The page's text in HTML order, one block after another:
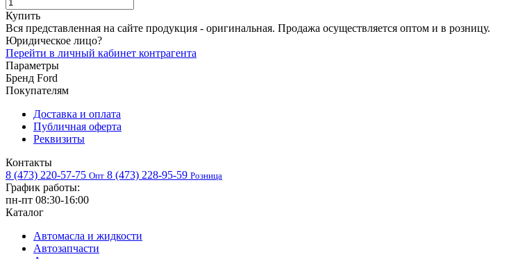
Купить
Вся представленная на сайте продукция - оригинальная. Продажа осуществляется оптом и в розницу.
Юридическое лицо?
Перейти в личный кабинет контрагента
Параметры
Бренд Ford
Покупателям
Доставка и оплата
Публичная оферта
Реквизиты
Контакты
8 (473) 220-57-75 Опт 8 (473) 228-95-59 Розница
График работы:
пн-пт 08:30-16:00
Каталог
Автомасла и жидкости
Автозапчасти